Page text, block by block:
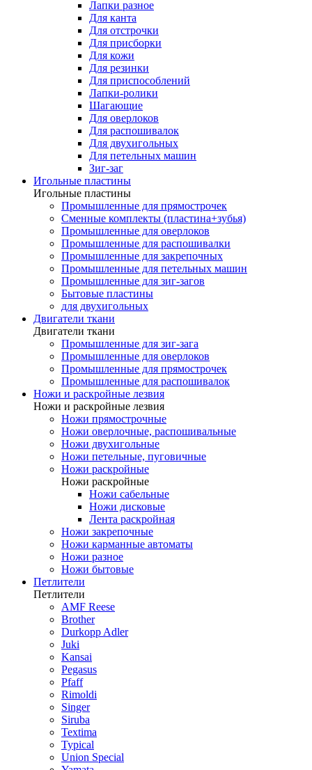
Лапки разное
Для канта
Для отстрочки
Для присборки
Для кожи
Для резинки
Для приспособлений
Лапки-ролики
Шагающие
Для оверлоков
Для распошивалок
Для двухигольных
Для петельных машин
Зиг-заг
Игольные пластины
Игольные пластины
Промышленные для прямострочек
Сменные комплекты (пластина+зубья)
Промышленные для оверлоков
Промышленные для распошивалки
Промышленные для закрепочных
Промышленные для петельных машин
Промышленные для зиг-загов
Бытовые пластины
для двухигольных
Двигатели ткани
Двигатели ткани
Промышленные для зиг-зага
Промышленные для оверлоков
Промышленные для прямострочек
Промышленные для распошивалок
Ножи и раскройные лезвия
Ножи и раскройные лезвия
Ножи прямострочные
Ножи оверлочные, распошивальные
Ножи двухигольные
Ножи петельные, пуговичные
Ножи раскройные
Ножи раскройные
Ножи сабельные
Ножи дисковые
Лента раскройная
Ножи закрепочные
Ножи карманные автоматы
Ножи разное
Ножи бытовые
Петлители
Петлители
AMF Reese
Brother
Durkopp Adler
Juki
Kansai
Pegasus
Pfaff
Rimoldi
Singer
Siruba
Textima
Typical
Union Special